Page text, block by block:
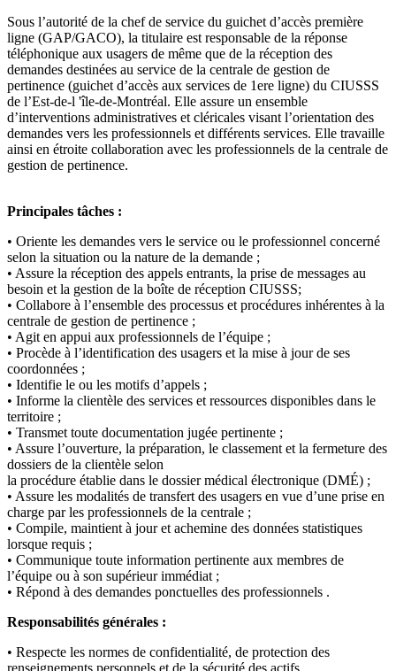
Sous l’autorité de la chef de service du guichet d’accès première
ligne (GAP/GACO), la titulaire est responsable de la réponse
téléphonique aux usagers de même que de la réception des
demandes destinées au service de la centrale de gestion de
pertinence (guichet d’accès aux services de 1ere ligne) du CIUSSS
de l’Est-de-l 'île-de-Montréal. Elle assure un ensemble
d’interventions administratives et cléricales visant l’orientation des
demandes vers les professionnels et différents services. Elle travaille
ainsi en étroite collaboration avec les professionnels de la centrale de
gestion de pertinence.
Principales tâches :
• Oriente les demandes vers le service ou le professionnel concerné
selon la situation ou la nature de la demande ;
• Assure la réception des appels entrants, la prise de messages au
besoin et la gestion de la boîte de réception CIUSSS;
• Collabore à l’ensemble des processus et procédures inhérentes à la
centrale de gestion de pertinence ;
• Agit en appui aux professionnels de l’équipe ;
• Procède à l’identification des usagers et la mise à jour de ses
coordonnées ;
• Identifie le ou les motifs d’appels ;
• Informe la clientèle des services et ressources disponibles dans le
territoire ;
• Transmet toute documentation jugée pertinente ;
• Assure l’ouverture, la préparation, le classement et la fermeture des
dossiers de la clientèle selon
la procédure établie dans le dossier médical électronique (DMÉ) ;
• Assure les modalités de transfert des usagers en vue d’une prise en
charge par les professionnels de la centrale ;
• Compile, maintient à jour et achemine des données statistiques
lorsque requis ;
• Communique toute information pertinente aux membres de
l’équipe ou à son supérieur immédiat ;
• Répond à des demandes ponctuelles des professionnels .
Responsabilités générales :
• Respecte les normes de confidentialité, de protection des
renseignements personnels et de la sécurité des actifs